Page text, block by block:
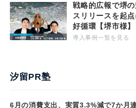
戦略的広報で堺
スリリースを起
好循環【堺市様】
導入事例一覧を見る
汐留PR塾
6月の消費支出、実質3.3%減で7か月